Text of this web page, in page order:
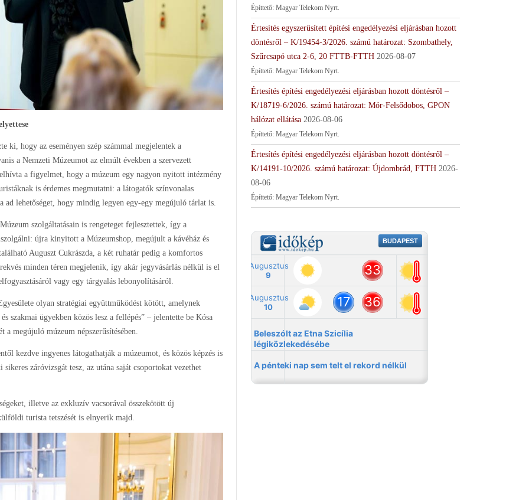
ki, hogy az eseményen szép számmal megjelentek a
a Nemzeti Múzeumot az elmúlt években a szervezett
a figyelmet, hogy a múzeum egy nagyon nyitott intézmény
is érdemes megmutatni: a látogatók színvonalas
lehetőséget, hogy mindig legyen egy-egy megújuló tárlat is.
szolgáltatásain is rengeteget fejlesztettek, így a
újra kinyitott a Múzeumshop, megújult a kávéház és
Auguszt Cukrászda, a két ruhatár pedig a komfortos
minden téren megjelenik, így akár jegyvásárlás nélkül is el
vagy egy tárgyalás lebonyolításáról.
olyan stratégiai együttműködést kötött, amelynek
szakmai ügyekben közös lesz a fellépés” – jelentette be Kósa
megújuló múzeum népszerűsítésében.
kezdve ingyenes látogathatják a múzeumot, és közös képzés is
záróvizsgát tesz, az utána saját csoportokat vezethet
illetve az exkluzív vacsorával összekötött új
turista tetszését is elnyerik majd.
Építtető: Magyar Telekom Nyrt.
Értesítés egyszerűsített építési engedélyezési eljárásban hozott
döntésről – K/19454-3/2026. számú határozat: Szombathely,
Szűrcsapó utca 2-6, 20 FTTB-FTTH 2026-08-07
Építtető: Magyar Telekom Nyrt.
Értesítés építési engedélyezési eljárásban hozott döntésről –
K/18719-6/2026. számú határozat: Mór-Felsődobos, GPON
hálózat ellátása 2026-08-06
Építtető: Magyar Telekom Nyrt.
Értesítés építési engedélyezési eljárásban hozott döntésről –
K/14191-10/2026. számú határozat: Újdombrád, FTTH 2026-
08-06
Építtető: Magyar Telekom Nyrt.